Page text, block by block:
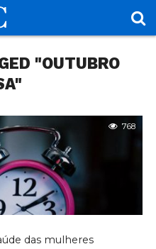
"OUTUBRO
768
das mulheres